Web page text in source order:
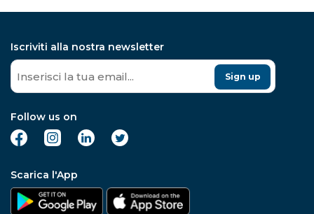
Iscriviti alla nostra newsletter
Sign up
Follow us on
Scarica l'App